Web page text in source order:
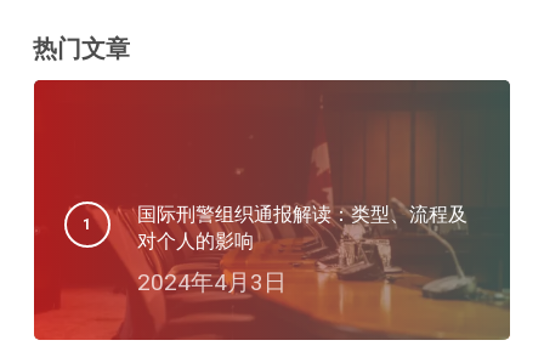
热门文章
国际刑警组织通报解读：类型、流程及
对个人的影响
2024年4月3日